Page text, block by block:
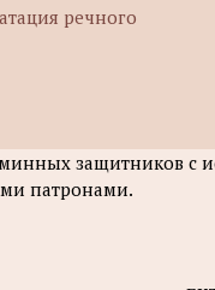
речного
защитников с
патронами.